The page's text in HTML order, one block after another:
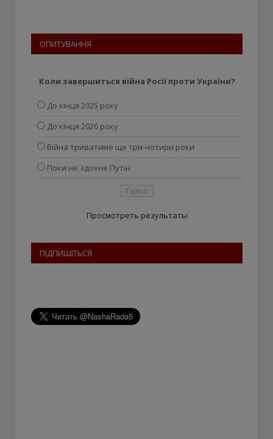
ОПИТУВАННЯ
Коли завершиться війна Росії проти України?
До кінця 2025 року
До кінця 2026 року
Війна триватиме ще три-чотири роки
Поки не здохне Путін
Просмотреть результаты
ПІДПИШІТЬСЯ